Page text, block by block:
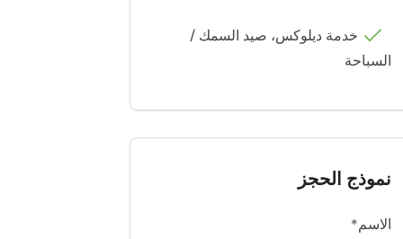
خدمة ديلوكس، صيد السمك /
السباحة
نموذج الحجز
الاسم*